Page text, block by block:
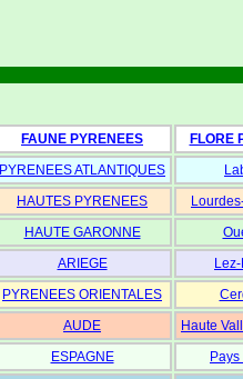
FAUNE PYRENEES FLORE
PYRENEES ATLANTIQUES
HAUTES PYRENEES
HAUTE GARONNE
ARIEGE
PYRENEES ORIENTALES
AUDE
Haute
ESPAGNE